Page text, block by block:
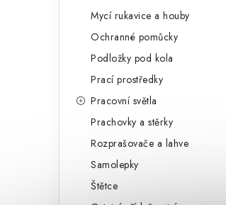
Mycí rukavice a houby
Ochranné pomůcky
Podložky pod kola
Prací prostředky
Pracovní světla
Prachovky a stěrky
Rozprašovače a lahve
Samolepky
Štětce